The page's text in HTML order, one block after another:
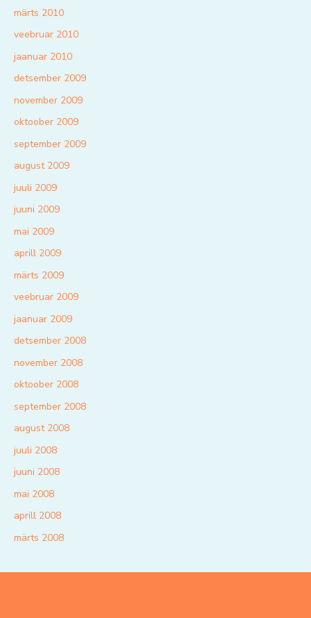
märts 2010
veebruar 2010
jaanuar 2010
detsember 2009
november 2009
oktoober 2009
september 2009
august 2009
juuli 2009
juuni 2009
mai 2009
aprill 2009
märts 2009
veebruar 2009
jaanuar 2009
detsember 2008
november 2008
oktoober 2008
september 2008
august 2008
juuli 2008
juuni 2008
mai 2008
aprill 2008
märts 2008